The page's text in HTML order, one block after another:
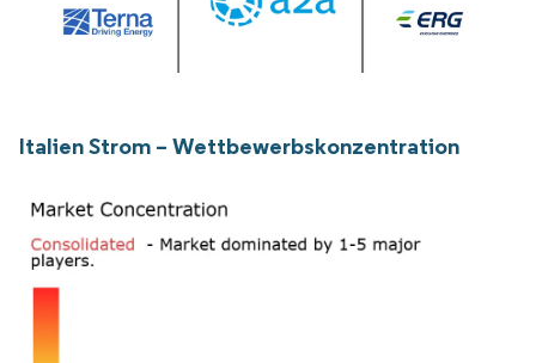
Italien Strom – Wettbewerbskonzentration